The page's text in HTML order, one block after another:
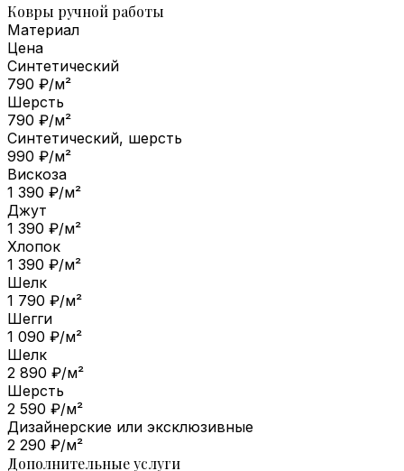
Ковры ручной работы
Материал
Цена
Синтетический
790 ₽/м²
Шерсть
790 ₽/м²
Синтетический, шерсть
990 ₽/м²
Вискоза
1 390 ₽/м²
Джут
1 390 ₽/м²
Хлопок
1 390 ₽/м²
Шелк
1 790 ₽/м²
Шегги
1 090 ₽/м²
Шелк
2 890 ₽/м²
Шерсть
2 590 ₽/м²
Дизайнерские или эксклюзивные
2 290 ₽/м²
Дополнительные услуги